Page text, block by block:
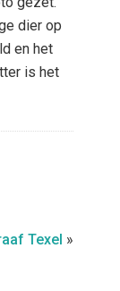
dier op
en het
is het
Texel »